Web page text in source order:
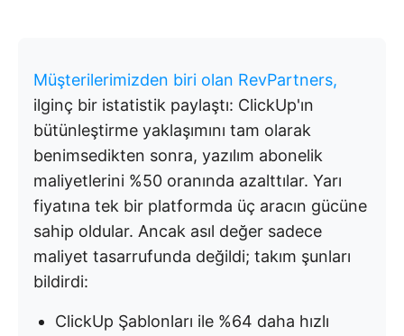
Müşterilerimizden biri olan RevPartners,
ilginç bir istatistik paylaştı: ClickUp'ın
bütünleştirme yaklaşımını tam olarak
benimsedikten sonra, yazılım abonelik
maliyetlerini %50 oranında azalttılar. Yarı
fiyatına tek bir platformda üç aracın gücüne
sahip oldular. Ancak asıl değer sadece
maliyet tasarrufunda değildi; takım şunları
bildirdi:
ClickUp Şablonları ile %64 daha hızlı